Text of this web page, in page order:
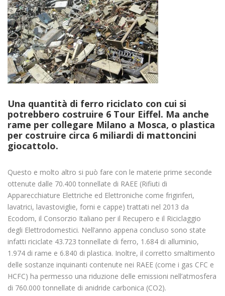
Una quantità di ferro riciclato con cui si
potrebbero costruire 6 Tour Eiffel. Ma anche
rame per collegare Milano a Mosca, o plastica
per costruire circa 6 miliardi di mattoncini
giocattolo.
Questo e molto altro si può fare con le materie prime seconde
ottenute dalle 70.400 tonnellate di RAEE (Rifiuti di
Apparecchiature Elettriche ed Elettroniche come frigiriferi,
lavatrici, lavastoviglie, forni e cappe) trattati nel 2013 da
Ecodom, il Consorzio Italiano per il Recupero e il Riciclaggio
degli Elettrodomestici. Nell’anno appena concluso sono state
infatti riciclate 43.723 tonnellate di ferro, 1.684 di alluminio,
1.974 di rame e 6.840 di plastica. Inoltre, il corretto smaltimento
delle sostanze inquinanti contenute nei RAEE (come i gas CFC e
HCFC) ha permesso una riduzione delle emissioni nell’atmosfera
di 760.000 tonnellate di anidride carbonica (CO2).